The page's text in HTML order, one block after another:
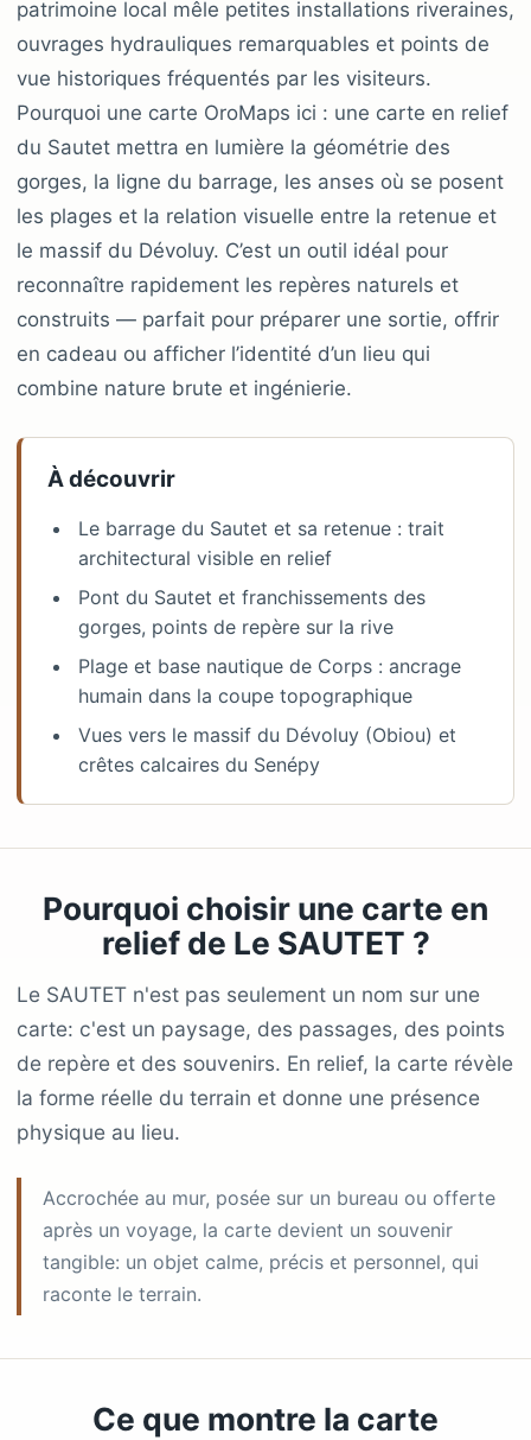
patrimoine local mêle petites installations riveraines,
ouvrages hydrauliques remarquables et points de
vue historiques fréquentés par les visiteurs.
Pourquoi une carte OroMaps ici : une carte en relief
du Sautet mettra en lumière la géométrie des
gorges, la ligne du barrage, les anses où se posent
les plages et la relation visuelle entre la retenue et
le massif du Dévoluy. C’est un outil idéal pour
reconnaître rapidement les repères naturels et
construits — parfait pour préparer une sortie, offrir
en cadeau ou afficher l’identité d’un lieu qui
combine nature brute et ingénierie.
À découvrir
Le barrage du Sautet et sa retenue : trait
architectural visible en relief
Pont du Sautet et franchissements des
gorges, points de repère sur la rive
Plage et base nautique de Corps : ancrage
humain dans la coupe topographique
Vues vers le massif du Dévoluy (Obiou) et
crêtes calcaires du Senépy
Pourquoi choisir une carte en
relief de Le SAUTET ?
Le SAUTET n'est pas seulement un nom sur une
carte: c'est un paysage, des passages, des points
de repère et des souvenirs. En relief, la carte révèle
la forme réelle du terrain et donne une présence
physique au lieu.
Accrochée au mur, posée sur un bureau ou offerte
après un voyage, la carte devient un souvenir
tangible: un objet calme, précis et personnel, qui
raconte le terrain.
Ce que montre la carte